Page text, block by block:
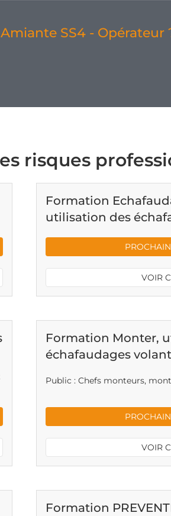
SS4 - Opérateur
risques
Formation
utilisation des
VOIR
Formation Monter,
échafaudages
Public : Chefs monteurs,
VOIR
Formation